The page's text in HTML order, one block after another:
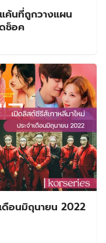
ค้นที่ถูกวางแผน
ช็อค
ดือนมิถุนายน 2022